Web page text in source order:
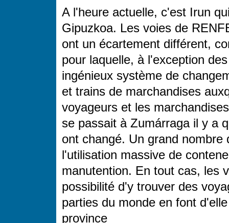
A l'heure actuelle, c'est Irun
Gipuzkoa. Les voies de
ont un écartement différent,
pour laquelle, à l'exception
ingénieux système de
et trains de marchandises
voyageurs et les
se passait à Zumárraga il y a
ont changé. Un grand
l'utilisation massive de
manutention. En tout cas, les
possibilité d'y trouver des
parties du monde en font
province